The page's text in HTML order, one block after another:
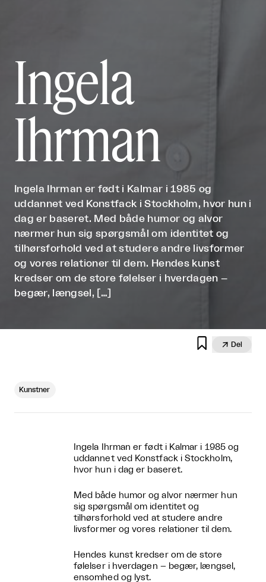
Ingela
Ihrman
Ingela Ihrman er født i Kalmar i 1985 og
uddannet ved Konstfack i Stockholm, hvor hun i
dag er baseret. Med både humor og alvor
nærmer hun sig spørgsmål om identitet og
tilhørsforhold ved at studere andre livsformer
og vores relationer til dem. Hendes kunst
kredser om de store følelser i hverdagen –
begær, længsel, […]
  Del
Kunstner
Ingela Ihrman er født i Kalmar i 1985 og
uddannet ved Konstfack i Stockholm,
hvor hun i dag er baseret.
Med både humor og alvor nærmer hun
sig spørgsmål om identitet og
tilhørsforhold ved at studere andre
livsformer og vores relationer til dem.
Hendes kunst kredser om de store
følelser i hverdagen – begær, længsel,
ensomhed og lyst.